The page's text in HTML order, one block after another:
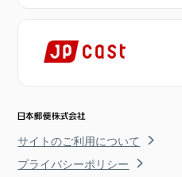
サイトのご利用について
プライバシーポリシー